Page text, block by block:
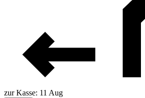
zur Kasse: 11 Aug